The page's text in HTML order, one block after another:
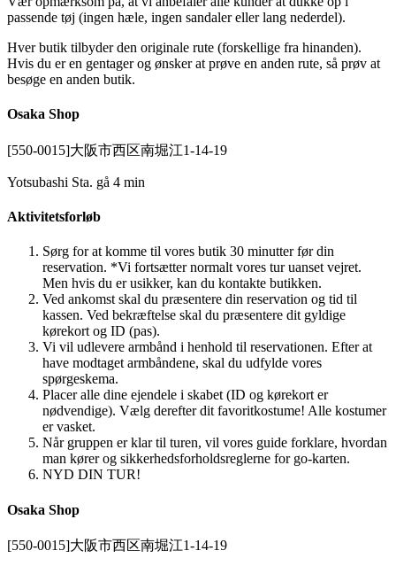
passende tøj (ingen hæle, ingen sandaler eller lang nederdel).
Hver butik tilbyder den originale rute (forskellige fra hinanden).
Hvis du er en gentager og ønsker at prøve en anden rute, så prøv at
besøge en anden butik.
Osaka Shop
[550-0015]大阪市西区南堀江1-14-19
Yotsubashi Sta. gå 4 min
Aktivitetsforløb
Sørg for at komme til vores butik 30 minutter før din
reservation. *Vi fortsætter normalt vores tur uanset vejret.
Men hvis du er usikker, kan du kontakte butikken.
Ved ankomst skal du præsentere din reservation og tid til
kassen. Ved bekræftelse skal du præsentere dit gyldige
kørekort og ID (pas).
Vi vil udlevere armbånd i henhold til reservationen. Efter at
have modtaget armbåndene, skal du udfylde vores
spørgeskema.
Placer alle dine ejendele i skabet (ID og kørekort er
nødvendige). Vælg derefter dit favoritkostume! Alle kostumer
er vasket.
Når gruppen er klar til turen, vil vores guide forklare, hvordan
man kører og sikkerhedsforholdsreglerne for go-karten.
NYD DIN TUR!
Osaka Shop
[550-0015]大阪市西区南堀江1-14-19